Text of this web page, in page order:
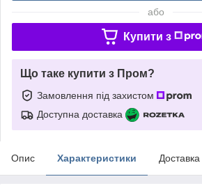
або
Купити з
Що таке купити з Пром?
Замовлення під захистом
Доступна доставка
Опис Характеристики Доставка